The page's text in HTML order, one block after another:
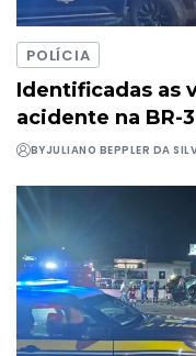
POLÍCIA
Identificadas as
acidente na BR-
BYJULIANO BEPPLER DA